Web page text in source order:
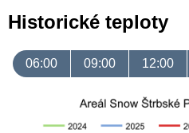
Historické teploty
06:00 09:00 12:00